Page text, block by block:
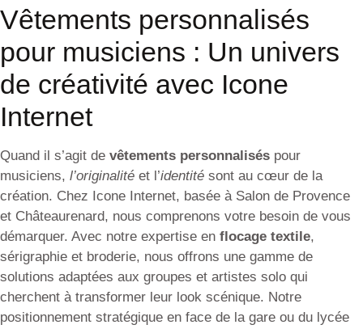
Vêtements personnalisés
pour musiciens : Un univers
de créativité avec Icone
Internet
Quand il s’agit de vêtements personnalisés pour
musiciens, l’originalité et l’identité sont au cœur de la
création. Chez Icone Internet, basée à Salon de Provence
et Châteaurenard, nous comprenons votre besoin de vous
démarquer. Avec notre expertise en flocage textile,
sérigraphie et broderie, nous offrons une gamme de
solutions adaptées aux groupes et artistes solo qui
cherchent à transformer leur look scénique. Notre
positionnement stratégique en face de la gare ou du lycée